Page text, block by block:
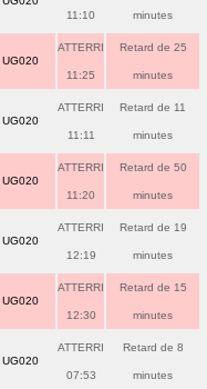
11:10 minutes
UG020
ATTERRI
11:25
Retard de 25
minutes
UG020
ATTERRI
11:11
Retard de 11
minutes
UG020
ATTERRI
11:20
Retard de 50
minutes
UG020
ATTERRI
12:19
Retard de 19
minutes
UG020
ATTERRI
12:30
Retard de 15
minutes
UG020
ATTERRI
07:53
Retard de 8
minutes